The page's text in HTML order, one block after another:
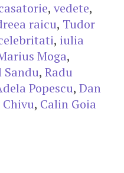
, vedete,
raicu, Tudor
, iulia
Moga,
Sandu, Radu
Popescu, Dan
Chivu, Calin Goia